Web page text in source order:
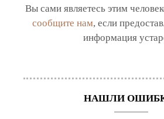
Вы сами являетесь этим
сообщите нам, если
информация
НАШЛИ